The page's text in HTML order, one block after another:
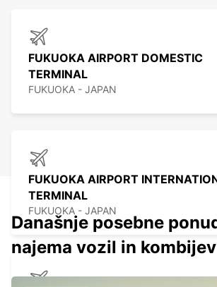
FUKUOKA AIRPORT DOMESTIC
TERMINAL
FUKUOKA - JAPAN
FUKUOKA AIRPORT
TERMINAL
FUKUOKA - JAPAN
Današnje posebne
najema vozil in kombijev